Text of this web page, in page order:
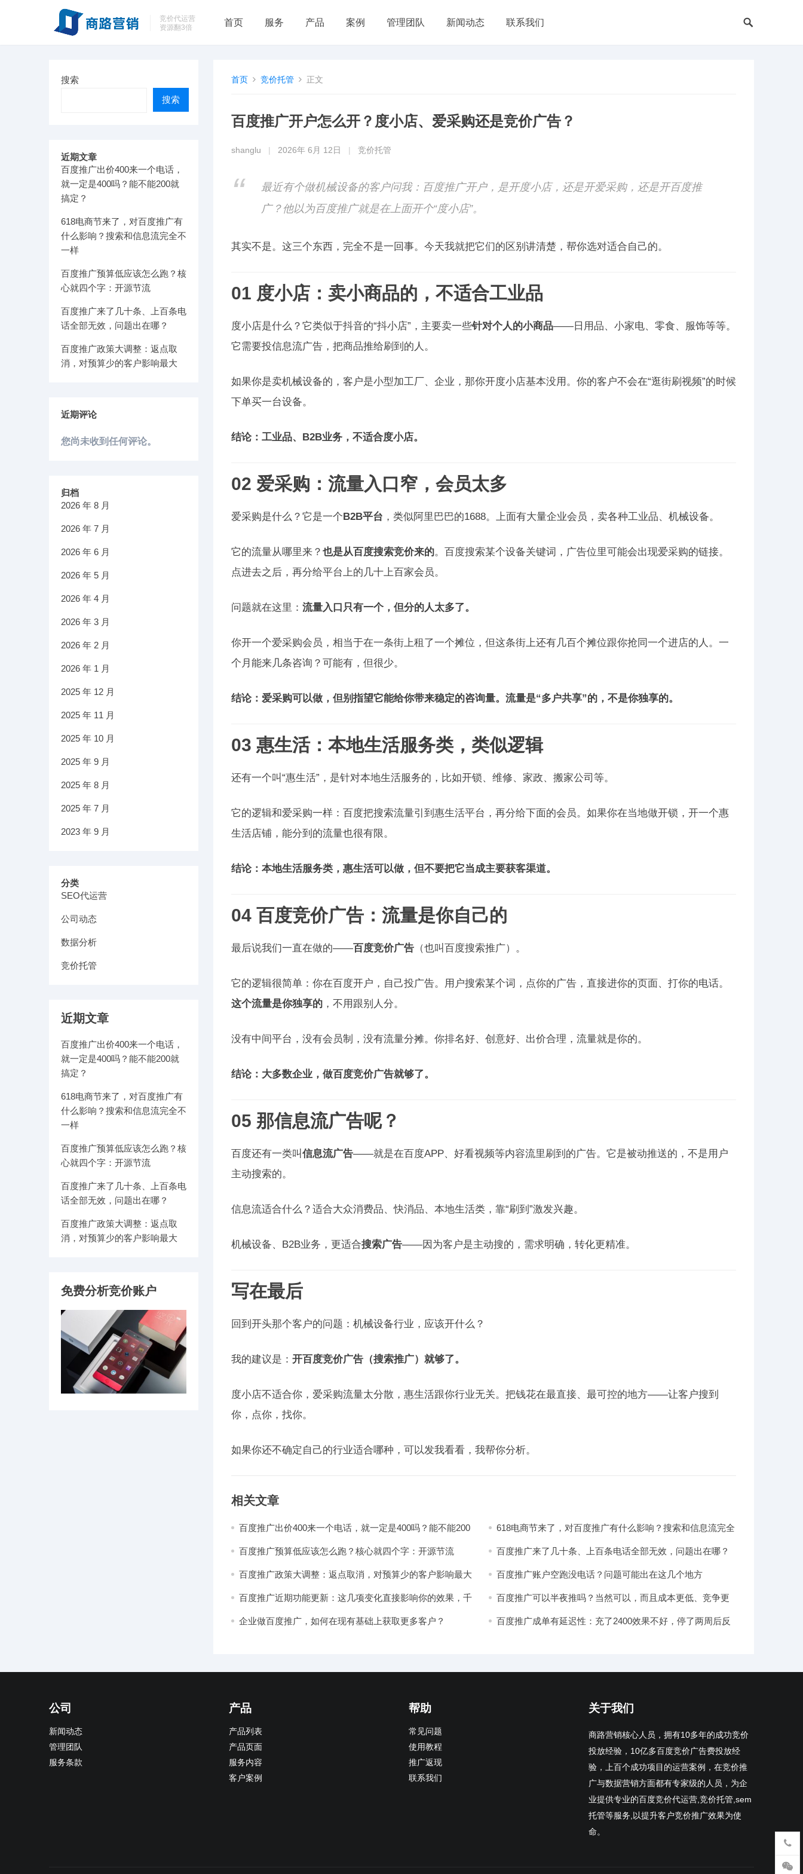
竞价代运营
资源翻3倍
首页 服务 产品 案例 管理团队 新闻动态 联系我们
首页 竞价托管 正文
百度推广开户怎么开？度小店、爱采购还是竞价广告？
shanglu 2026年 6月 12日 竞价托管
最近有个做机械设备的客户问我：百度推广开户，是开度小店，还是开爱采购，还是开百度推
广？他以为百度推广就是在上面开个“度小店”。
其实不是。这三个东西，完全不是一回事。今天我就把它们的区别讲清楚，帮你选对适合自己的。
01 度小店：卖小商品的，不适合工业品
度小店是什么？它类似于抖音的“抖小店”，主要卖一些针对个人的小商品——日用品、小家电、零食、服饰等等。
它需要投信息流广告，把商品推给刷到的人。
如果你是卖机械设备的，客户是小型加工厂、企业，那你开度小店基本没用。你的客户不会在“逛街刷视频”的时候
下单买一台设备。
结论：工业品、B2B业务，不适合度小店。
02 爱采购：流量入口窄，会员太多
爱采购是什么？它是一个B2B平台 ，类似阿里巴巴的1688。上面有大量企业会员，卖各种工业品、机械设备。
它的流量从哪里来？ 也是从百度搜索竞价来的。百度搜索某个设备关键词，广告位里可能会出现爱采购的链接。
点进去之后，再分给平台上的几十上百家会员。
问题就在这里： 流量入口只有一个，但分的人太多了。
你开一个爱采购会员，相当于在一条街上租了一个摊位，但这条街上还有几百个摊位跟你抢同一个进店的人。一
个月能来几条咨询？可能有，但很少。
结论：爱采购可以做，但别指望它能给你带来稳定的咨询量。流量是“多户共享”的，不是你独享的。
03 惠生活：本地生活服务类，类似逻辑
还有一个叫“惠生活”，是针对本地生活服务的，比如开锁、维修、家政、搬家公司等。
它的逻辑和爱采购一样：百度把搜索流量引到惠生活平台，再分给下面的会员。如果你在当地做开锁，开一个惠
生活店铺，能分到的流量也很有限。
结论：本地生活服务类，惠生活可以做，但不要把它当成主要获客渠道。
04 百度竞价广告：流量是你自己的
最后说我们一直在做的——百度竞价广告 （也叫百度搜索推广）。
它的逻辑很简单：你在百度开户，自己投广告。用户搜索某个词，点你的广告，直接进你的页面、打你的电话。
这个流量是你独享的 ，不用跟别人分。
没有中间平台，没有会员制，没有流量分摊。你排名好、创意好、出价合理，流量就是你的。
结论：大多数企业，做百度竞价广告就够了。
05 那信息流广告呢？
百度还有一类叫信息流广告——就是在百度APP、好看视频等内容流里刷到的广告。它是被动推送的，不是用户
主动搜索的。
信息流适合什么？适合大众消费品、快消品、本地生活类，靠“刷到”激发兴趣。
机械设备、B2B业务，更适合搜索广告——因为客户是主动搜的，需求明确，转化更精准。
写在最后
回到开头那个客户的问题：机械设备行业，应该开什么？
我的建议是： 开百度竞价广告（搜索推广）就够了。
度小店不适合你，爱采购流量太分散，惠生活跟你行业无关。把钱花在最直接、最可控的地方——让客户搜到
你，点你，找你。
如果你还不确定自己的行业适合哪种，可以发我看看，我帮你分析。
相关文章
百度推广出价400来一个电话，就一定是400吗？能不能200
618电商节来了，对百度推广有什么影响？搜索和信息流完全
百度推广预算低应该怎么跑？核心就四个字：开源节流 百度推广来了几十条、上百条电话全部无效，问题出在哪？
百度推广政策大调整：返点取消，对预算少的客户影响最大 百度推广账户空跑没电话？问题可能出在这几个地方
百度推广近期功能更新：这几项变化直接影响你的效果，千
百度推广可以半夜推吗？当然可以，而且成本更低、竞争更
企业做百度推广，如何在现有基础上获取更多客户？
百度推广成单有延迟性：充了2400效果不好，停了两周后反
搜索
搜索
近期文章
百度推广出价400来一个电话，
就一定是400吗？能不能200就
搞定？
618电商节来了，对百度推广有
什么影响？搜索和信息流完全不
一样
百度推广预算低应该怎么跑？核
心就四个字：开源节流
百度推广来了几十条、上百条电
话全部无效，问题出在哪？
百度推广政策大调整：返点取
消，对预算少的客户影响最大
近期评论
您尚未收到任何评论。
归档
2026 年 8 月
2026 年 7 月
2026 年 6 月
2026 年 5 月
2026 年 4 月
2026 年 3 月
2026 年 2 月
2026 年 1 月
2025 年 12 月
2025 年 11 月
2025 年 10 月
2025 年 9 月
2025 年 8 月
2025 年 7 月
2023 年 9 月
分类
SEO代运营
公司动态
数据分析
竞价托管
近期文章
百度推广出价400来一个电话，
就一定是400吗？能不能200就
搞定？
618电商节来了，对百度推广有
什么影响？搜索和信息流完全不
一样
百度推广预算低应该怎么跑？核
心就四个字：开源节流
百度推广来了几十条、上百条电
话全部无效，问题出在哪？
百度推广政策大调整：返点取
消，对预算少的客户影响最大
免费分析竞价账户
公司
新闻动态
管理团队
服务条款
产品
产品列表
产品页面
服务内容
客户案例
帮助
常见问题
使用教程
推广返现
联系我们
关于我们
商路营销核心人员，拥有10多年的成功竞价
投放经验，10亿多百度竞价广告费投放经
验，上百个成功项目的运营案例，在竞价推
广与数据营销方面都有专家级的人员，为企
业提供专业的百度竞价代运营,竞价托管,sem
托管等服务,以提升客户竞价推广效果为使
命。